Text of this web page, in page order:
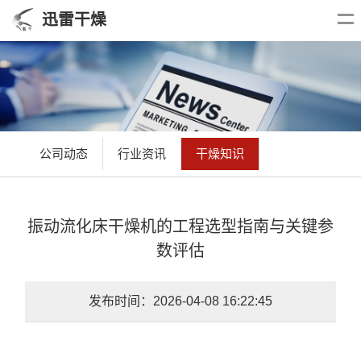
迅雷干燥
公司动态 行业资讯 干燥知识
振动流化床干燥机的工程选型指南与关键参
数评估
发布时间：2026-04-08 16:22:45